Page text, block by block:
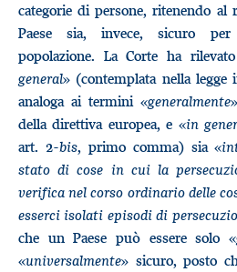
categorie di persone, ritenendo
Paese sia, invece, sicuro
popolazione. La Corte ha
general» (contemplata nella legge
analoga ai termini «generalmente
della direttiva europea, e «in
art. 2-bis, primo comma) sia «
stato di cose in cui la
verifica nel corso ordinario delle
esserci isolati episodi di
che un Paese può essere solo «
«universalmente» sicuro, posto